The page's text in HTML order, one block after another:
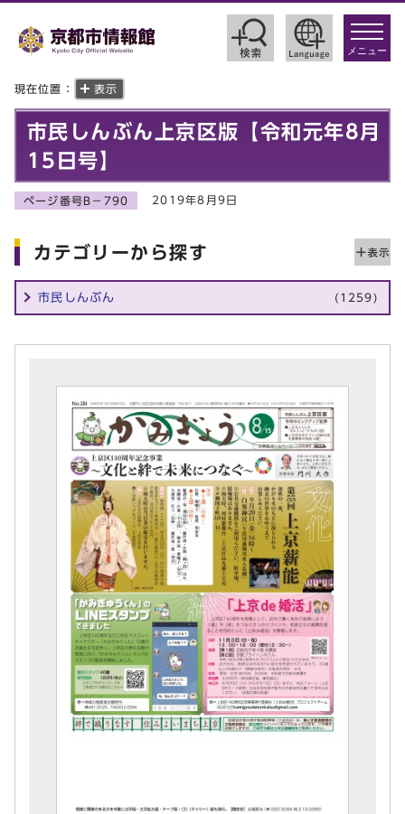
toggle
メニュー
現在位置： 表示
市民しんぶん上京区版【令和元年8月
15日号】
ページ番号B－790 2019年8月9日
カテゴリーから探す
市民しんぶん (1259)